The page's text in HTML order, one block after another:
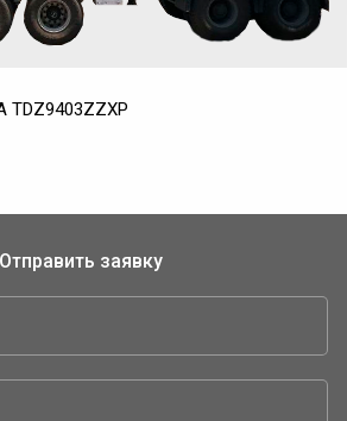
TDZ9403ZZXP
Отправить заявку